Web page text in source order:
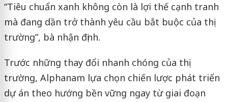
“Tiêu chuẩn xanh không còn là lợi thế cạnh tranh
mà đang dần trở thành yêu cầu bắt buộc của thị
trường”, bà nhận định.
Trước những thay đổi nhanh chóng của thị
trường, Alphanam lựa chọn chiến lược phát triển
dự án theo hướng bền vững ngay từ giai đoạn